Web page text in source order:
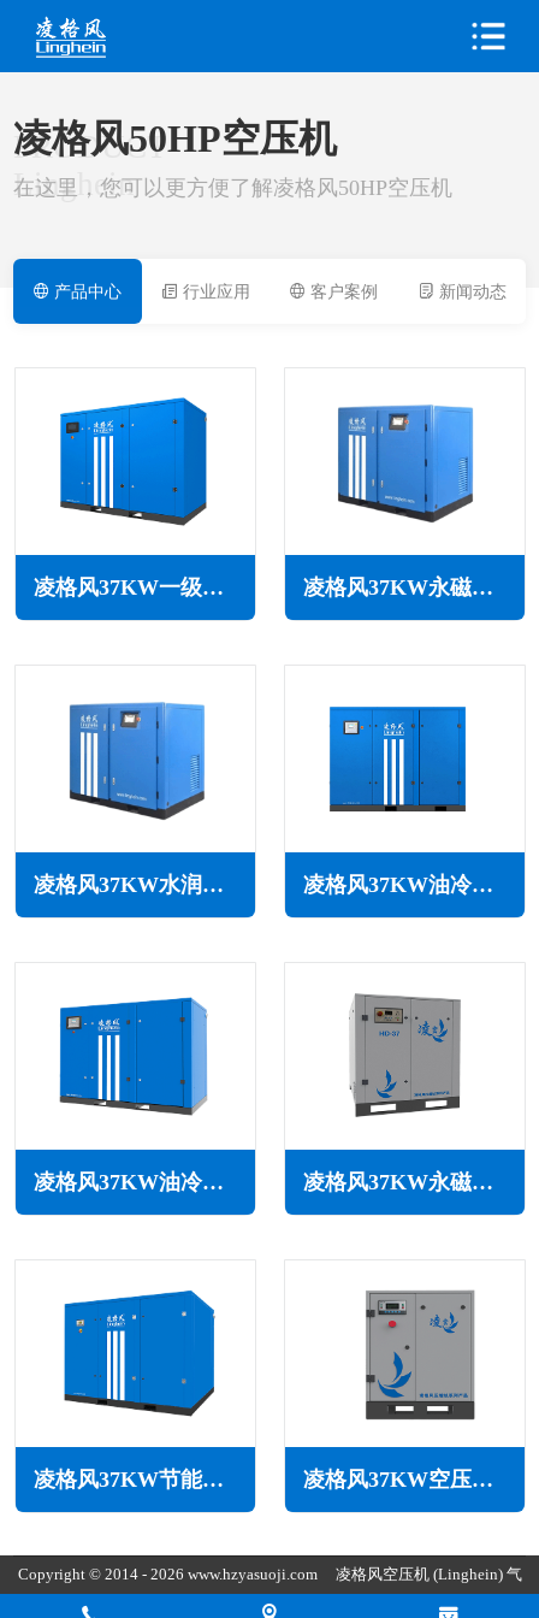
PRODUCT
Linghein
凌格风50HP空压机
在这里，您可以更方便了解凌格风50HP空压机
产品中心 行业应用 客户案例 新闻动态
凌格风37KW一级能效永磁变频空压机LCH系列 凌格风37KW永磁变频无油水润滑空压机LSW PM系列
凌格风37KW水润滑无油空压机LSW系列 凌格风37KW油冷永磁变频空压机LOH系列
凌格风37KW油冷永磁变频空压机LSH系列 凌格风37KW永磁变频空压机HD系列
凌格风37KW节能空压机LS系列 凌格风37KW空压机CS系列
Copyright © 2014 - 2026 www.hzyasuoji.com 凌格风空压机 (Linghein) 气
胜智能装备（深圳）有限公司版权所有
粤ICP备2021072975号